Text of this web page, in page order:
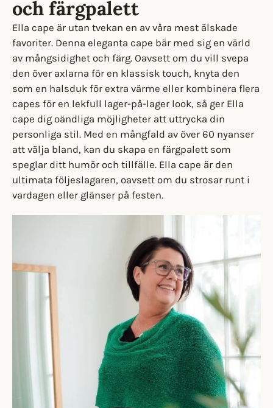
och färgpalett
Ella cape är utan tvekan en av våra mest älskade
favoriter. Denna eleganta cape bär med sig en värld
av mångsidighet och färg. Oavsett om du vill svepa
den över axlarna för en klassisk touch, knyta den
som en halsduk för extra värme eller kombinera flera
capes för en lekfull lager-på-lager look, så ger Ella
cape dig oändliga möjligheter att uttrycka din
personliga stil. Med en mångfald av över 60 nyanser
att välja bland, kan du skapa en färgpalett som
speglar ditt humör och tillfälle. Ella cape är den
ultimata följeslagaren, oavsett om du strosar runt i
vardagen eller glänser på festen.